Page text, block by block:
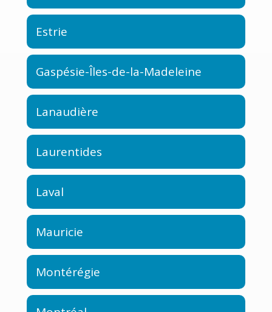
Estrie
Gaspésie-Îles-de-la-Madeleine
Lanaudière
Laurentides
Laval
Mauricie
Montérégie